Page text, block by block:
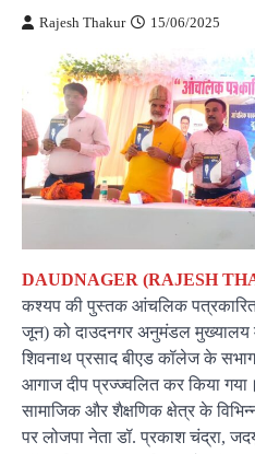
Rajesh Thakur 15/06/2025
DAUDNAGER (RAJESH
कश्यप की पुस्तक आंचलिक
जून) को दाउदनगर अनुमंडल मुख्यालय
शिवनाथ प्रसाद बीएड कॉलेज के
आगाज दीप प्रज्ज्वलित कर किया
सामाजिक और शैक्षणिक क्षेत्र के
पर लोजपा नेता डॉ. प्रकाश चंद्रा,